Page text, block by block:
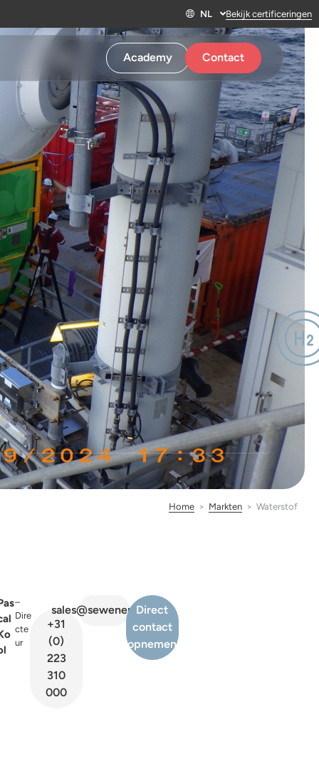
NL Bekijk certificeringen
Academy Contact
Home > Markten > Waterstof
–
Dire
cte
ur
+31
(0)
223
310
000
sales@sewenergy.nl
Direct
contact
opnemen